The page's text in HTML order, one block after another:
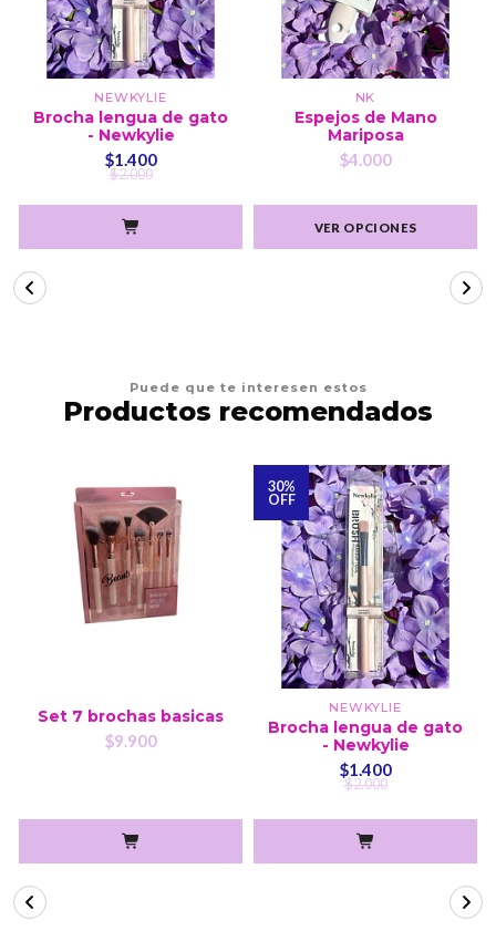
NEWKYLIE
Brocha lengua de gato
- Newkylie
$1.400
$2.000
NK
Espejos de Mano
Mariposa
$4.000
VER OPCIONES
Puede que te interesen estos
Productos recomendados
Set 7 brochas basicas
$9.900
30%
OFF
NEWKYLIE
Brocha lengua de gato
- Newkylie
$1.400
$2.000